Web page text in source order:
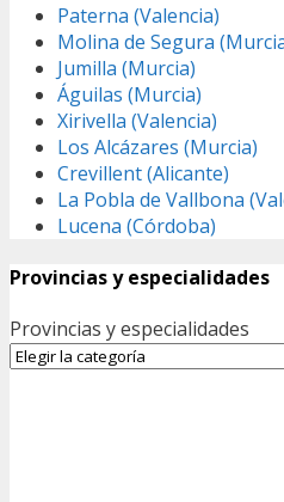
Paterna (Valencia)
Molina de Segura
Jumilla (Murcia)
Águilas (Murcia)
Xirivella (Valencia)
Los Alcázares (Murcia)
Crevillent (Alicante)
La Pobla de Vallbona
Lucena (Córdoba)
Provincias y especialidades
Provincias y especialidades